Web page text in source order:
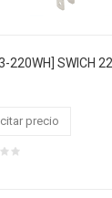
precio